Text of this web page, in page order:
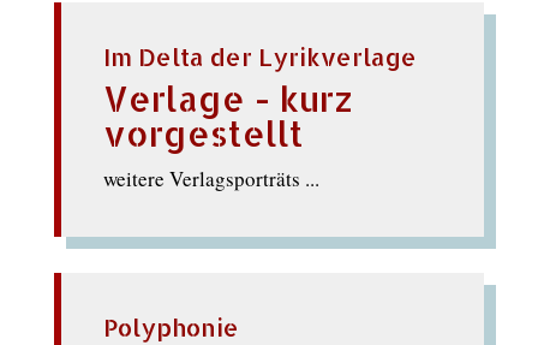
Im Delta der Lyrikverlage
Verlage - kurz
vorgestellt
weitere Verlagsporträts ...
Polyphonie